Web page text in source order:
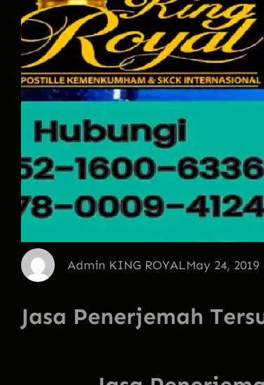
Admin KING ROYALMay 24, 2019
Jasa Penerjemah